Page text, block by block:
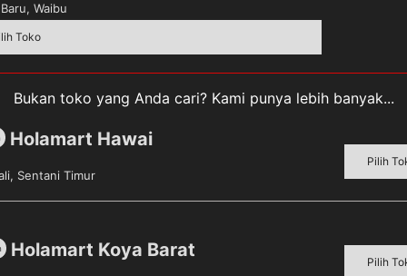
minuman susu steril yang diformulasi untuk anak
dan Vitamin D) dan Kolin yang penting bagi
gizi sehari-hari. Vitamin dan mineral yang terkandung
skim, coklat bubuk, lemak susu sapi, penstabil perisa
16255, kuning FCF CI15985, biru berlian CI 42090),
Waibu
Toko
Bukan toko yang Anda cari? Kami punya lebih banyak...
Holamart Hawai
Sentani Timur
Pilih
Holamart Koya Barat
Pilih